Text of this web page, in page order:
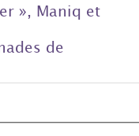
», Maniq et
de